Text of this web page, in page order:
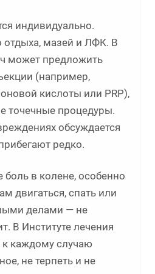
индивидуально.
отдыха, мазей и ЛФК. В
может предложить
(например,
кислоты или PRP),
точечные процедуры.
обсуждается
редко.
боль в колене, особенно
двигаться, спать или
делами — не
В Институте лечения
каждому случаю
не терпеть и не